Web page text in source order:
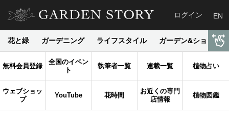
ログイン EN
花と緑 ガーデニング ライフスタイル ガーデン&ショップ
無料会員登録
全国のイベン
ト
執筆者一覧 連載一覧 植物占い
ウェブショッ
プ
YouTube 花時間
お近くの専門
店情報
植物図鑑